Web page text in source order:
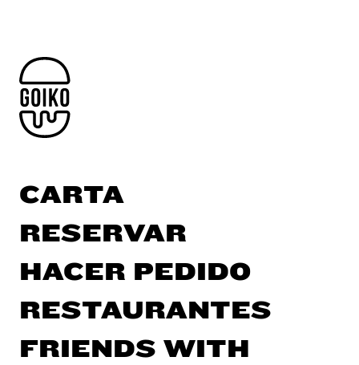
CARTA
RESERVAR
HACER PEDIDO
RESTAURANTES
FRIENDS WITH